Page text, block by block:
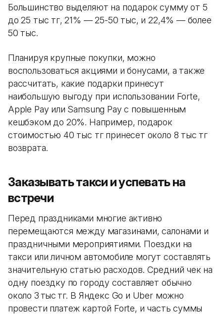
Большинство выделяют на подарок сумму от 5
до 25 тыс тг, 21% — 25-50 тыс, и 22,4% — более
50 тыс.
Планируя крупные покупки, можно
воспользоваться акциями и бонусами, а также
рассчитать, какие подарки принесут
наибольшую выгоду при использовании Forte,
Apple Pay или Samsung Pay с повышенным
кешбэком до 20%. Например, подарок
стоимостью 40 тыс тг принесет около 8 тыс тг
возврата.
Заказывать такси и успевать на
встречи
Перед праздниками многие активно
перемещаются между магазинами, салонами и
праздничными мероприятиями. Поездки на
такси или личном автомобиле могут составлять
значительную статью расходов. Средний чек на
одну поездку по городу составляет обычно
около 3 тыс тг. В Яндекс Go и Uber можно
провести платеж картой Forte, и часть суммы